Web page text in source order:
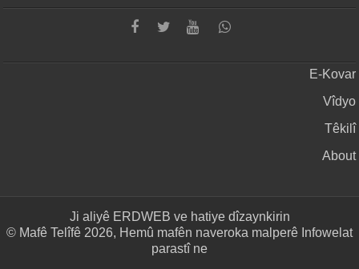
E-Kovar
Vîdyo
Têkilî
About
Ji aliyê ERDWEB ve hatiye dîzaynkirin
© Mafê Telîfê 2026, Hemû mafên naveroka malperê Infowelat
parastî ne